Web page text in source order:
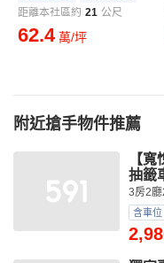
距離本社區約 21 公尺
62.4 萬/坪
附近搶手物件推薦
【
抽籤
3房2
含車位